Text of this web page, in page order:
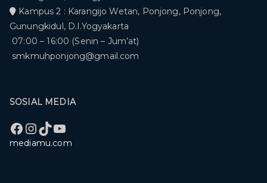
Kampus 2 : Karangijo Wetan, Ponjong, Ponjong,
Gunungkidul, D.I.Yogyakarta
07:00 – 16:00 (Senin – Jum’at)
smkmuhponjong@gmail.com
SOSIAL MEDIA
Facebook
Instagram
TikTok
YouTube
mediamu.com